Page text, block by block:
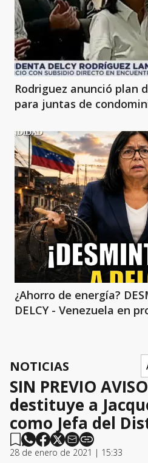
Rodriguez anunció plan
para juntas de
¿Ahorro de energía?
DELCY - Venezuela en
NOTICIAS
SIN PREVIO
destituye a
como Jefa del
28 de enero de 2021 | 15:33